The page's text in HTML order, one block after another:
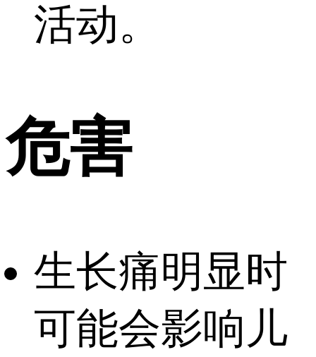
活动。
危害
生长痛明显时
可能会影响儿